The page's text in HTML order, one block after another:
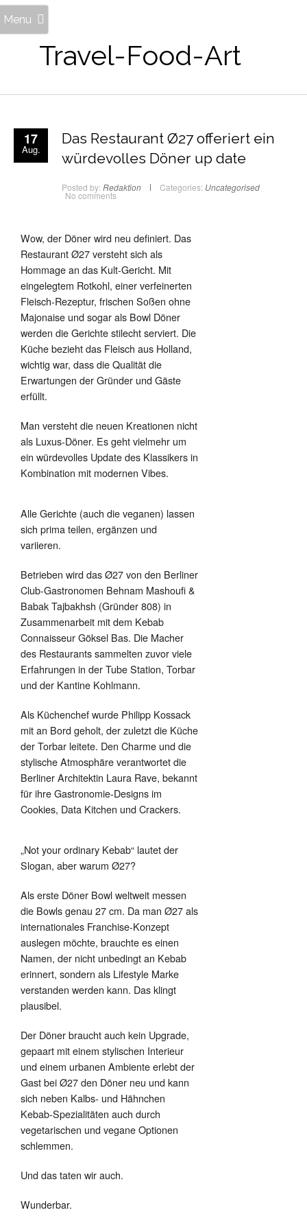
Travel-Food-Art
Menu
17
Aug.
Das Restaurant Ø27 offeriert ein
würdevolles Döner up date
Posted by: Redaktion Categories: Uncategorised
No comments
Wow, der Döner wird neu definiert. Das
Restaurant Ø27 versteht sich als
Hommage an das Kult-Gericht. Mit
eingelegtem Rotkohl, einer verfeinerten
Fleisch-Rezeptur, frischen Soßen ohne
Majonaise und sogar als Bowl Döner
werden die Gerichte stilecht serviert. Die
Küche bezieht das Fleisch aus Holland,
wichtig war, dass die Qualität die
Erwartungen der Gründer und Gäste
erfüllt.
Man versteht die neuen Kreationen nicht
als Luxus-Döner. Es geht vielmehr um
ein würdevolles Update des Klassikers in
Kombination mit modernen Vibes.
Alle Gerichte (auch die veganen) lassen
sich prima teilen, ergänzen und
variieren.
Betrieben wird das Ø27 von den Berliner
Club-Gastronomen Behnam Mashoufi &
Babak Tajbakhsh (Gründer 808) in
Zusammenarbeit mit dem Kebab
Connaisseur Göksel Bas. Die Macher
des Restaurants sammelten zuvor viele
Erfahrungen in der Tube Station, Torbar
und der Kantine Kohlmann.
Als Küchenchef wurde Philipp Kossack
mit an Bord geholt, der zuletzt die Küche
der Torbar leitete. Den Charme und die
stylische Atmosphäre verantwortet die
Berliner Architektin Laura Rave, bekannt
für ihre Gastronomie-Designs im
Cookies, Data Kitchen und Crackers.
„Not your ordinary Kebab“ lautet der
Slogan, aber warum Ø27?
Als erste Döner Bowl weltweit messen
die Bowls genau 27 cm. Da man Ø27 als
internationales Franchise-Konzept
auslegen möchte, brauchte es einen
Namen, der nicht unbedingt an Kebab
erinnert, sondern als Lifestyle Marke
verstanden werden kann. Das klingt
plausibel.
Der Döner braucht auch kein Upgrade,
gepaart mit einem stylischen Interieur
und einem urbanen Ambiente erlebt der
Gast bei Ø27 den Döner neu und kann
sich neben Kalbs- und Hähnchen
Kebab-Spezialitäten auch durch
vegetarischen und vegane Optionen
schlemmen.
Und das taten wir auch.
Wunderbar.